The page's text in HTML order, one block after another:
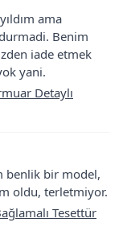
ama
Benim
iade etmek
yani.
Detaylı
benlik bir model,
oldu, terletmiyor.
Tesettür